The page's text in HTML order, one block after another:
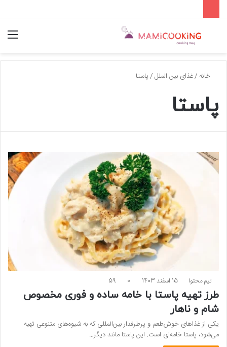
جستجو
خانه /غذای بین الملل/پاستا
پاستا
تیم محتوا 15 اسفند 1403 0
59
طرز تهیه پاستا با خامه ساده و فوری مخصوص
شام و ناهار
یکی از غذاهای خوش‌طعم و پرطرفدار بین‌المللی که به شیوه‌های متنوعی تهیه
می‌شود، پاستا خامه‌ای است. این پاستا مانند دیگر…